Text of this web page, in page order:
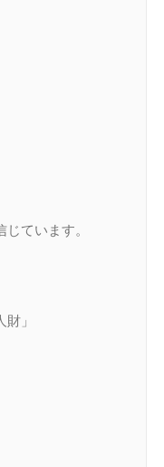
ています。
」